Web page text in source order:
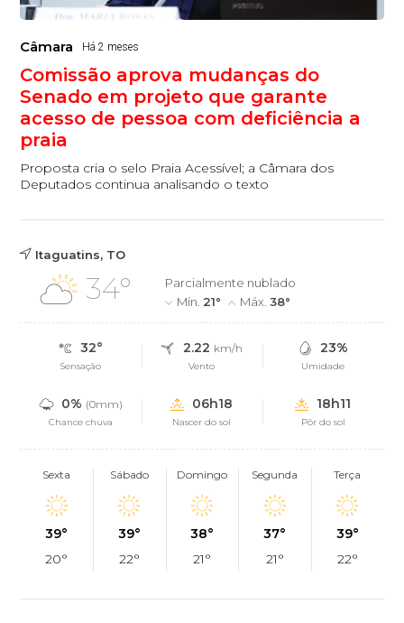
Câmara Há 2 meses
Comissão aprova mudanças do
Senado em projeto que garante
acesso de pessoa com deficiência a
praia
Proposta cria o selo Praia Acessível; a Câmara dos
Deputados continua analisando o texto
Itaguatins, TO
34°
Parcialmente nublado
Mín. 21° Máx.38°
32°
Sensação
2.22 km/h
Vento
23%
Umidade
0% (0mm)
Chance chuva
06h18
Nascer do sol
18h11
Pôr do sol
Sexta
39°
20°
Sábado
39°
22°
Domingo
38°
21°
Segunda
37°
21°
Terça
39°
22°